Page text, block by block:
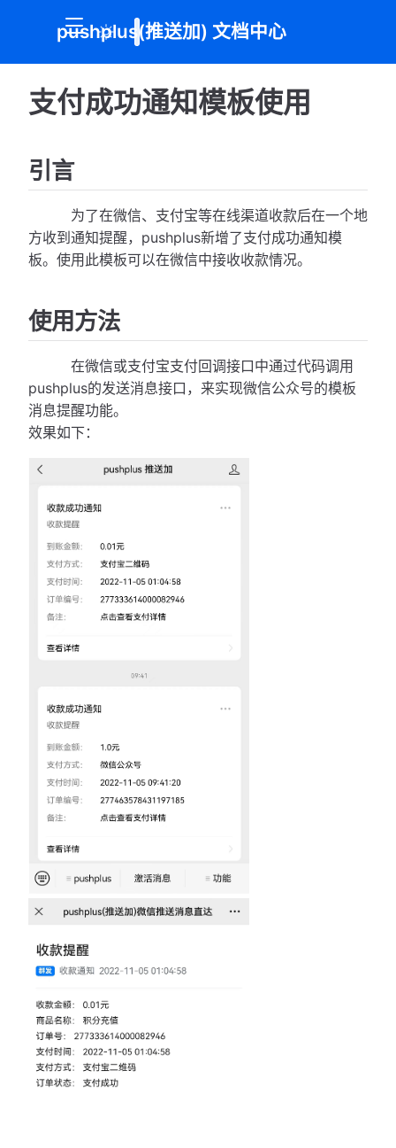
pushplus(推送加) 文档中心
支付成功通知模板使用
引言
为了在微信、支付宝等在线渠道收款后在一个地
方收到通知提醒，pushplus新增了支付成功通知模
板。使用此模板可以在微信中接收收款情况。
使用方法
在微信或支付宝支付回调接口中通过代码调用
pushplus的发送消息接口，来实现微信公众号的模板
消息提醒功能。
效果如下：